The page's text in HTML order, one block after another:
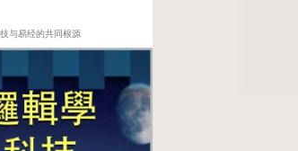
与易经的共同根源